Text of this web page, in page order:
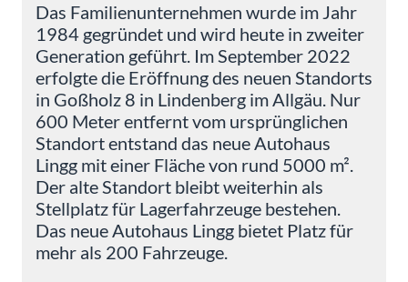
Das Familienunternehmen wurde im Jahr
1984 gegründet und wird heute in zweiter
Generation geführt. Im September 2022
erfolgte die Eröffnung des neuen Standorts
in Goßholz 8 in Lindenberg im Allgäu. Nur
600 Meter entfernt vom ursprünglichen
Standort entstand das neue Autohaus
Lingg mit einer Fläche von rund 5000 m².
Der alte Standort bleibt weiterhin als
Stellplatz für Lagerfahrzeuge bestehen.
Das neue Autohaus Lingg bietet Platz für
mehr als 200 Fahrzeuge.